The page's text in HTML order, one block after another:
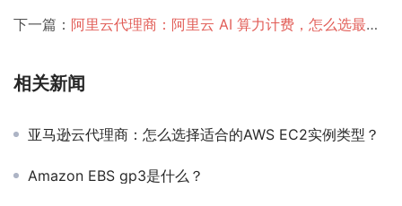
下一篇： 阿里云代理商：阿里云 AI 算力计费，怎么选最省钱？
相关新闻
亚马逊云代理商：怎么选择适合的AWS EC2实例类型？
Amazon EBS gp3是什么？